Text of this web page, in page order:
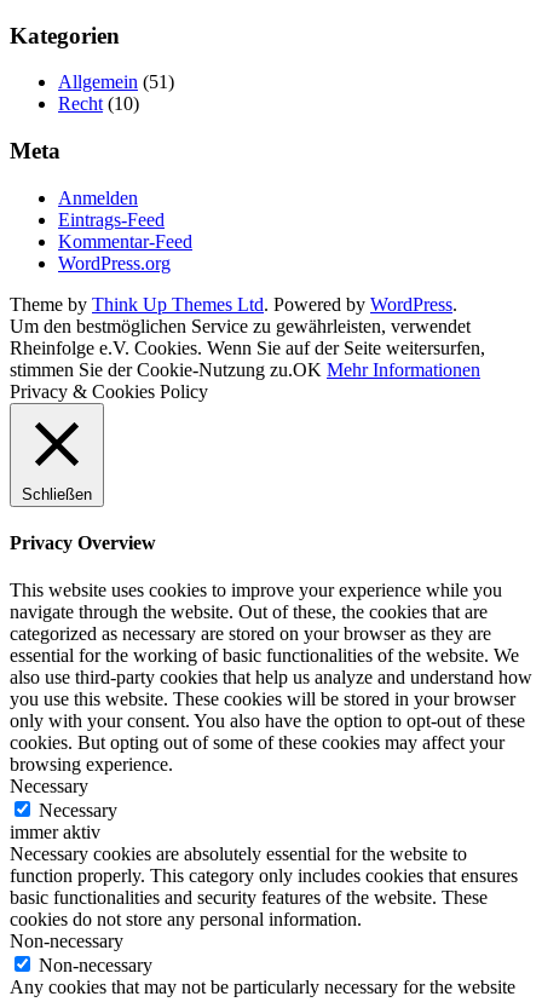
Kategorien
Allgemein (51)
Recht (10)
Meta
Anmelden
Eintrags-Feed
Kommentar-Feed
WordPress.org
Theme by Think Up Themes Ltd. Powered by WordPress.
Um den bestmöglichen Service zu gewährleisten, verwendet
Rheinfolge e.V. Cookies. Wenn Sie auf der Seite weitersurfen,
stimmen Sie der Cookie-Nutzung zu.OK Mehr Informationen
Privacy & Cookies Policy
Schließen
Privacy Overview
This website uses cookies to improve your experience while you
navigate through the website. Out of these, the cookies that are
categorized as necessary are stored on your browser as they are
essential for the working of basic functionalities of the website. We
also use third-party cookies that help us analyze and understand how
you use this website. These cookies will be stored in your browser
only with your consent. You also have the option to opt-out of these
cookies. But opting out of some of these cookies may affect your
browsing experience.
Necessary
Necessary
immer aktiv
Necessary cookies are absolutely essential for the website to
function properly. This category only includes cookies that ensures
basic functionalities and security features of the website. These
cookies do not store any personal information.
Non-necessary
Non-necessary
Any cookies that may not be particularly necessary for the website